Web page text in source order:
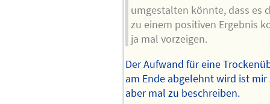
umgestalten könnte, dass es
zu einem positiven Ergebnis
ja mal vorzeigen.
Der Aufwand für eine
am Ende abgelehnt wird ist mir
aber mal zu beschreiben.